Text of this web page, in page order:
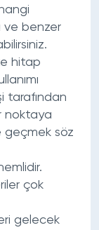
ve benzer
hitap
tarafından
noktaya
geçmek söz
çok
gelecek